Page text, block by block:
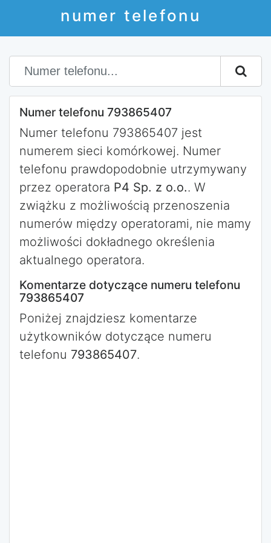
numer telefonu
Numer telefonu 793865407
Numer telefonu 793865407 jest
numerem sieci komórkowej. Numer
telefonu prawdopodobnie utrzymywany
przez operatora P4 Sp. z o.o.. W
zwiążku z możliwością przenoszenia
numerów między operatorami, nie mamy
możliwości dokładnego określenia
aktualnego operatora.
Komentarze dotyczące numeru telefonu
793865407
Poniżej znajdziesz komentarze
użytkowników dotyczące numeru
telefonu 793865407.